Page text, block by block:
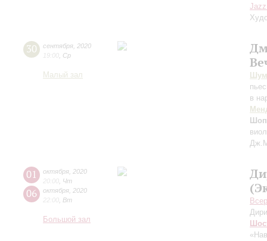
30 сентября 2020
19:00 Ср
Малый зал
в
01 октября 2020
20:00 Чт
06 октября 2020
22:00 Вт
Большой зал